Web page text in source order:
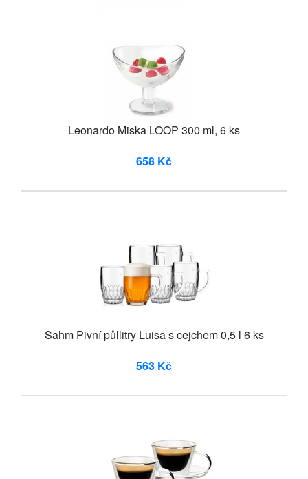
Leonardo Miska LOOP 300 ml, 6 ks
658 Kč
Sahm Pivní půllitry Luisa s cejchem 0,5 l 6 ks
563 Kč